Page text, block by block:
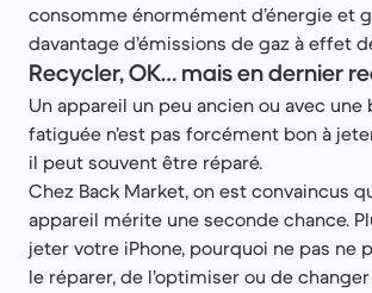
consomme énormément d’énergie et
davantage d’émissions de gaz à effet
Recycler, OK… mais en dernier
Un appareil un peu ancien ou avec une
fatiguée n’est pas forcément bon à
il peut souvent être réparé.
Chez Back Market, on est convaincus
appareil mérite une seconde chance.
jeter votre iPhone, pourquoi ne pas ne
le réparer, de l’optimiser ou de